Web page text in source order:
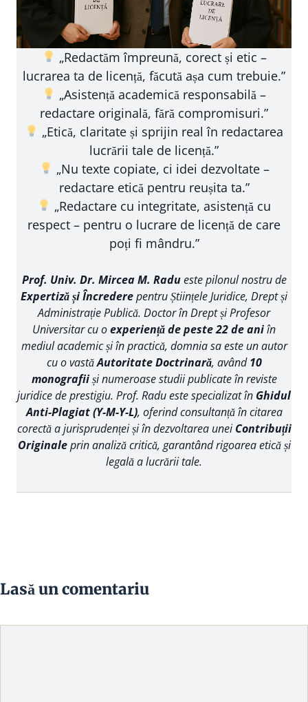
„Redactăm împreună, corect și etic –
lucrarea ta de licență, făcută așa cum trebuie.”
„Asistență academică responsabilă –
redactare originală, fără compromisuri.”
„Etică, claritate și sprijin real în redactarea
lucrării tale de licență.”
„Nu texte copiate, ci idei dezvoltate –
redactare etică pentru reușita ta.”
„Redactare cu integritate, asistență cu
respect – pentru o lucrare de licență de care
poți fi mândru.”
Prof. Univ. Dr. Mircea M. Radueste pilonul nostru de
Expertiză și Încrederepentru Științele Juridice, Drept și
Administrație Publică. Doctor în Drept și Profesor
Universitar cu oexperiență de peste 22 de aniîn
mediul academic și în practică, domnia sa este un autor
cu o vastăAutoritate Doctrinară, având10
monografiiși numeroase studii publicate în reviste
juridice de prestigiu. Prof. Radu este specializat în Ghidul
Anti-Plagiat (Y-M-Y-L), oferind consultanță în citarea
corectă a jurisprudenței și în dezvoltarea unei Contribuții
Originaleprin analiză critică, garantând rigoarea etică și
legală a lucrării tale.
Lasă un comentariu